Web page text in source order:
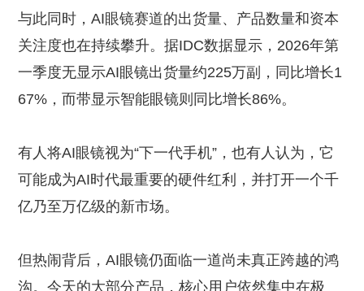
与此同时，AI眼镜赛道的出货量、产品数量和资本
关注度也在持续攀升。据IDC数据显示，2026年第
一季度无显示AI眼镜出货量约225万副，同比增长1
67%，而带显示智能眼镜则同比增长86%。
有人将AI眼镜视为“下一代手机”，也有人认为，它
可能成为AI时代最重要的硬件红利，并打开一个千
亿乃至万亿级的新市场。
但热闹背后，AI眼镜仍面临一道尚未真正跨越的鸿
沟。今天的大部分产品，核心用户依然集中在极